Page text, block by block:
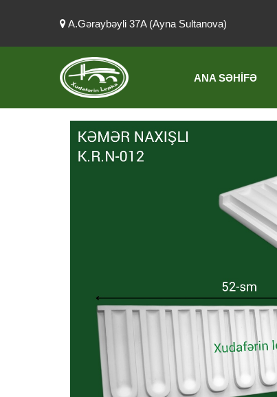
A.Gəraybəyli 37A (Ayna Sultanova)
ANA SƏHIFƏ